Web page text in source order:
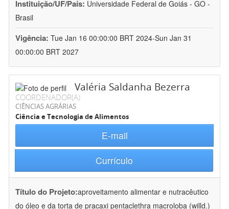
Instituição/UF/País: Universidade Federal de Goiás - GO -
Brasil
Vigência: Tue Jan 16 00:00:00 BRT 2024-Sun Jan 31
00:00:00 BRT 2027
Valéria Saldanha Bezerra
COORDENADOR(A)
CIÊNCIAS AGRÁRIAS
Ciência e Tecnologia de Alimentos
E-mail
Currículo
Título do Projeto:aproveitamento alimentar e nutracêutico
do óleo e da torta de pracaxi pentaclethra macroloba (willd.)